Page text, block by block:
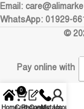
Email:
WhatsApp: 01929-
©
Pay online with
0